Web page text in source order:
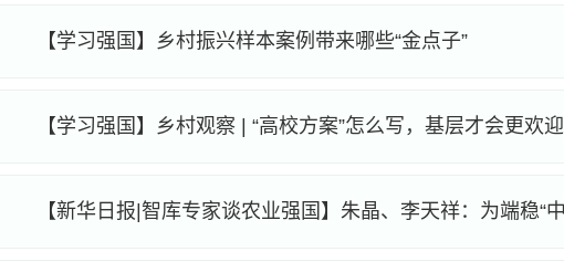
【学习强国】乡村振兴样本案例带来哪些“金点子”
【学习强国】乡村观察 | “高校方案”怎么写，基层才会更欢迎